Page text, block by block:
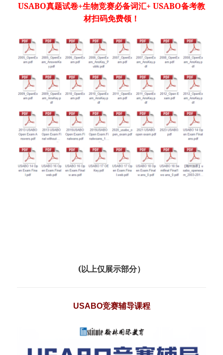
USABO真题试卷+生物竞赛必备词汇+ USABO备考教
材扫码免费领！
(以上仅展示部分）
USABO竞赛辅导课程